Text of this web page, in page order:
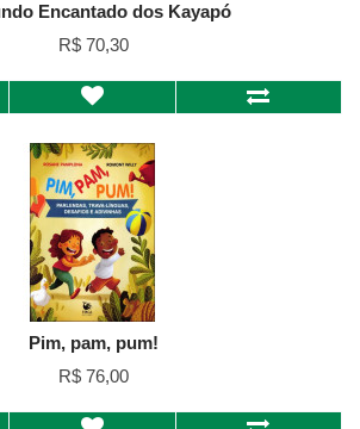
Encantado dos Kayapó
R$ 70,30
Pim, pam, pum!
R$ 76,00